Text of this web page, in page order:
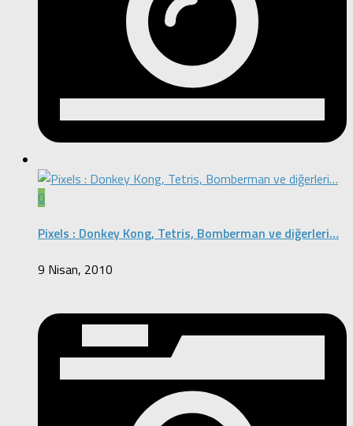
0
Pixels : Donkey Kong, Tetris, Bomberman ve diğerleri…
9 Nisan, 2010